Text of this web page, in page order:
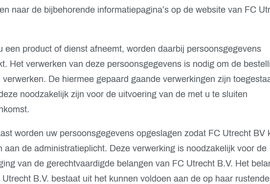
naar de bijbehorende informatiepagina’s op de website van FC
een product of dienst afneemt, worden daarbij persoonsgegevens
Het verwerken van deze persoonsgegevens is nodig om de
verwerken. De hiermee gepaard gaande verwerkingen zijn
noodzakelijk zijn voor de uitvoering van de met u te sluiten
worden uw persoonsgegevens opgeslagen zodat FC Utrecht BV
aan de administratieplicht. Deze verwerking is noodzakelijk voor de
van de gerechtvaardigde belangen van FC Utrecht B.V. Het
Utrecht B.V. bestaat uit het kunnen voldoen aan de op haar rustende